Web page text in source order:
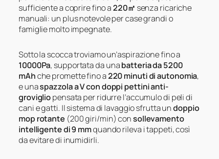
sufficiente a coprire fino a220㎡ senza ricariche
manuali: un plus notevole per case grandi o
famiglie molto impegnate.
Sotto la scocca troviamo un’aspirazione fino a
10000Pa, supportata da unabatteria da 5200
mAhche promette fino a220 minuti di autonomia,
e unaspazzola a V con doppi pettini anti-
grovigliopensata per ridurre l’accumulo di peli di
cani e gatti. Il sistema di lavaggio sfrutta undoppio
mop rotante (200 giri/min) consollevamento
intelligente di 9 mmquando rileva i tappeti, così
da evitare di inumidirli.